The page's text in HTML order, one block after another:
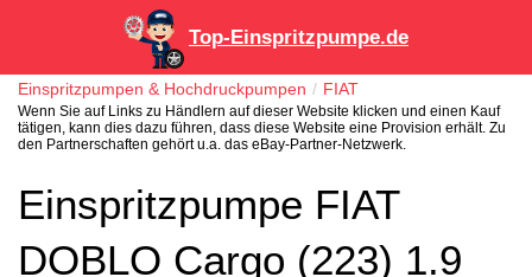
Top-Einspritzpumpe.de
Einspritzpumpen & Hochdruckpumpen FIAT
Wenn Sie auf Links zu Händlern auf dieser Website klicken und einen Kauf
tätigen, kann dies dazu führen, dass diese Website eine Provision erhält. Zu
den Partnerschaften gehört u.a. das eBay-Partner-Netzwerk.
Einspritzpumpe FIAT
DOBLO Cargo (223) 1.9